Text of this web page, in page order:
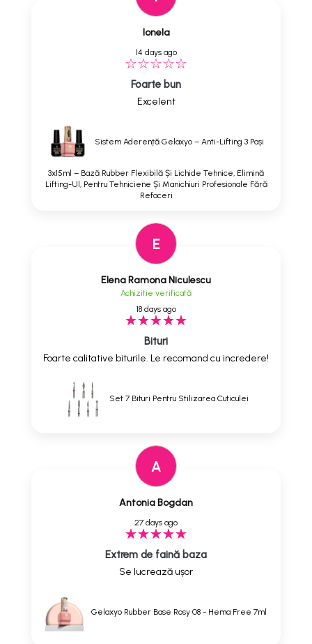
Ionela
14 days ago
Foarte bun
Excelent
Sistem Aderență Gelaxyo – Anti-Lifting 3 Pași
3x15ml – Bază Rubber Flexibilă Și Lichide Tehnice, Elimină
Lifting-Ul, Pentru Tehniciene Și Manichiuri Profesionale Fără
Refaceri
E
Elena Ramona Niculescu
Achizitie verificată
18 days ago
Bituri
Foarte calitative biturile. Le recomand cu incredere!
Set 7 Bituri Pentru Stilizarea Cuticulei
A
Antonia Bogdan
27 days ago
Extrem de faină baza
Se lucrează ușor
Gelaxyo Rubber Base Rosy 08 - Hema Free 7ml